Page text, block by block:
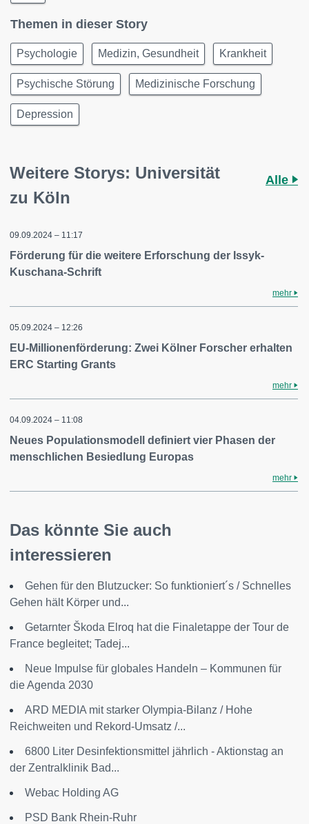
Themen in dieser Story
Psychologie Medizin, Gesundheit Krankheit
Psychische Störung Medizinische Forschung
Depression
Weitere Storys: Universität
zu Köln
Alle
09.09.2024 – 11:17
Förderung für die weitere Erforschung der Issyk-
Kuschana-Schrift
mehr
05.09.2024 – 12:26
EU-Millionenförderung: Zwei Kölner Forscher erhalten
ERC Starting Grants
mehr
04.09.2024 – 11:08
Neues Populationsmodell definiert vier Phasen der
menschlichen Besiedlung Europas
mehr
Das könnte Sie auch
interessieren
Gehen für den Blutzucker: So funktioniert´s / Schnelles
Gehen hält Körper und...
Getarnter Škoda Elroq hat die Finaletappe der Tour de
France begleitet; Tadej...
Neue Impulse für globales Handeln – Kommunen für
die Agenda 2030
ARD MEDIA mit starker Olympia-Bilanz / Hohe
Reichweiten und Rekord-Umsatz /...
6800 Liter Desinfektionsmittel jährlich - Aktionstag an
der Zentralklinik Bad...
Webac Holding AG
PSD Bank Rhein-Ruhr